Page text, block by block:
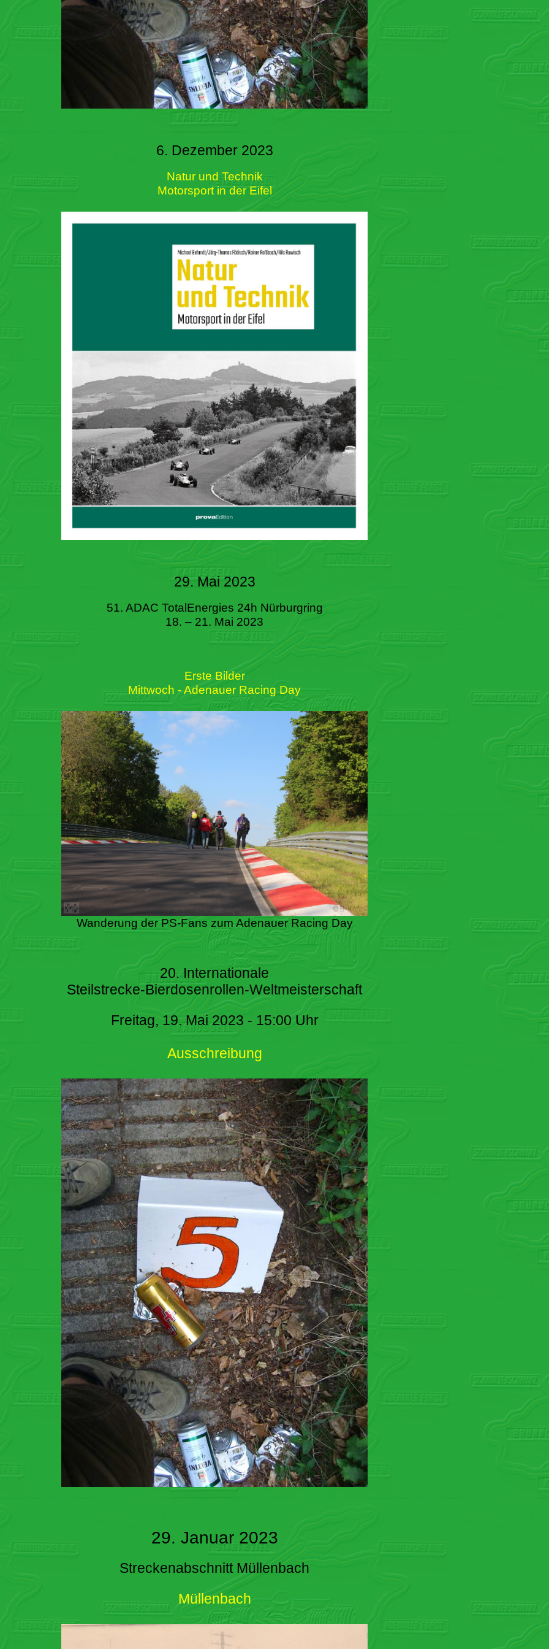
6. Dezember 2023
Natur und Technik
Motorsport in der Eifel
29. Mai 2023
51. ADAC TotalEnergies 24h Nürburgring
18. – 21. Mai 2023
Erste Bilder
Mittwoch - Adenauer Racing Day
Wanderung der PS-Fans zum Adenauer Racing Day
20. Internationale
Steilstrecke-Bierdosenrollen-Weltmeisterschaft
Freitag, 19. Mai 2023 - 15:00 Uhr
Ausschreibung
29. Januar 2023
Streckenabschnitt Müllenbach
Müllenbach